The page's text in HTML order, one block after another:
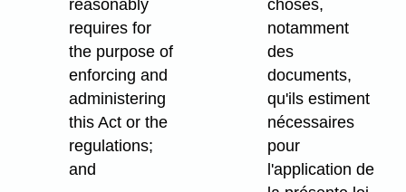
reasonably
requires for
the purpose of
enforcing and
administering
this Act or the
regulations;
and
choses,
notamment
des
documents,
qu'ils estiment
nécessaires
pour
l'application de